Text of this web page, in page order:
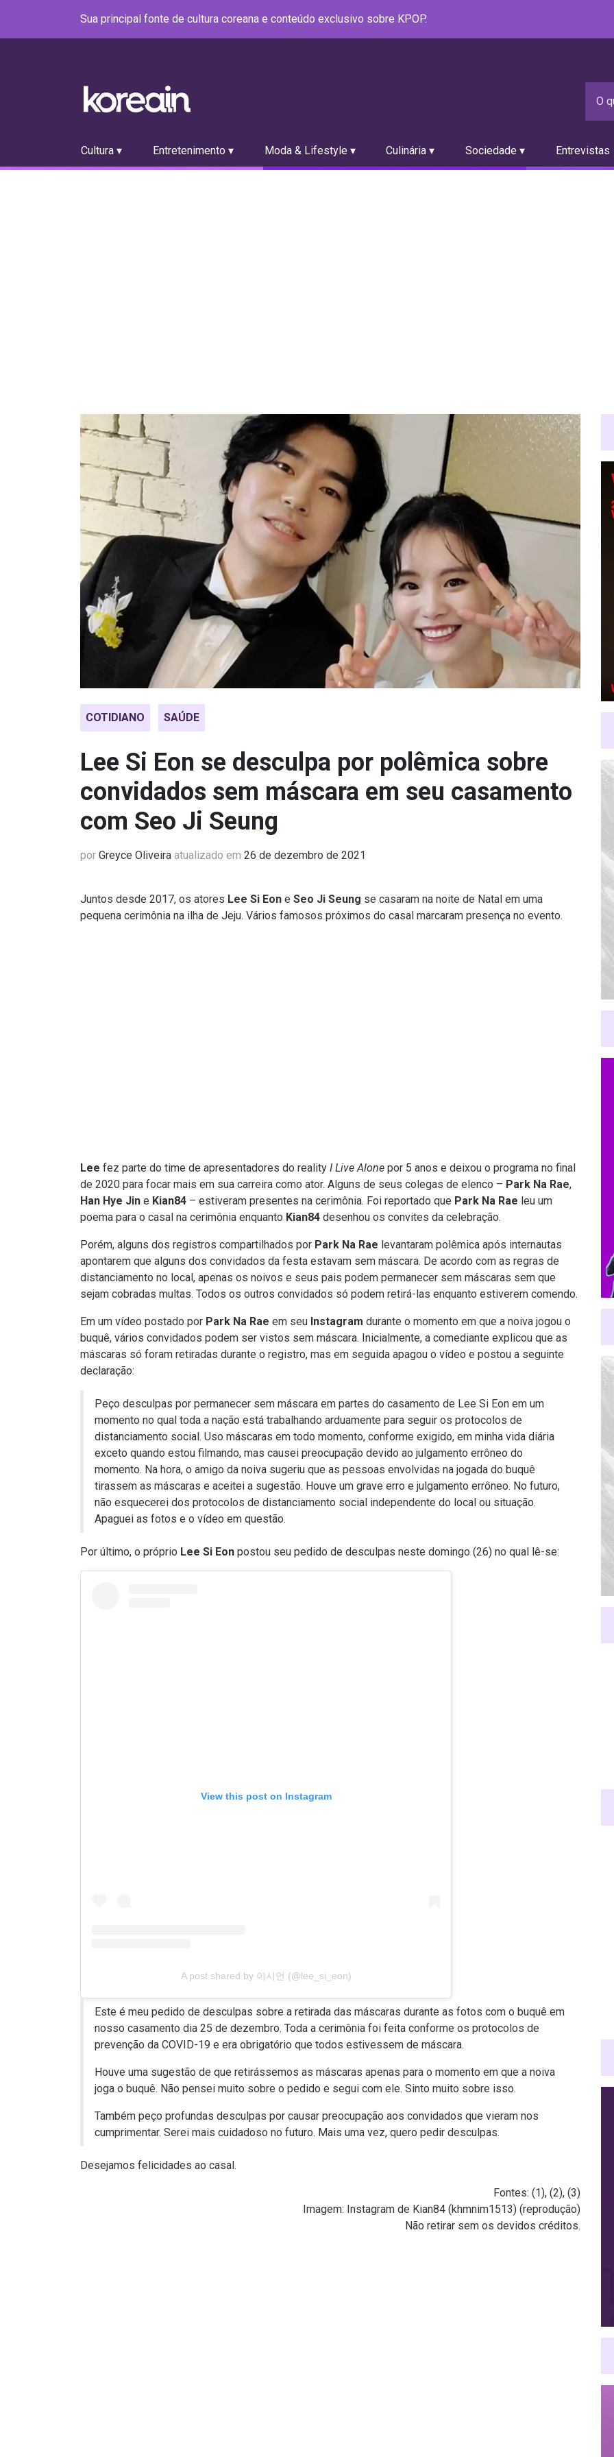
Sua principal fonte de cultura coreana e conteúdo exclusivo sobre KPOP.
Cultura ▾ Entretenimento ▾ Moda & Lifestyle ▾ Culinária ▾ Sociedade ▾ Entrevistas
COTIDIANO SAÚDE
Lee Si Eon se desculpa por polêmica sobre
convidados sem máscara em seu casamento
com Seo Ji Seung
por Greyce Oliveira atualizado em 26 de dezembro de 2021
Juntos desde 2017, os atores Lee Si Eon e Seo Ji Seung se casaram na noite de Natal em uma
pequena cerimônia na ilha de Jeju. Vários famosos próximos do casal marcaram presença no evento.
Lee fez parte do time de apresentadores do reality I Live Alone por 5 anos e deixou o programa no final
de 2020 para focar mais em sua carreira como ator. Alguns de seus colegas de elenco – Park Na Rae,
Han Hye Jin e Kian84 – estiveram presentes na cerimônia. Foi reportado que Park Na Rae leu um
poema para o casal na cerimônia enquanto Kian84 desenhou os convites da celebração.
Porém, alguns dos registros compartilhados por Park Na Rae levantaram polêmica após internautas
apontarem que alguns dos convidados da festa estavam sem máscara. De acordo com as regras de
distanciamento no local, apenas os noivos e seus pais podem permanecer sem máscaras sem que
sejam cobradas multas. Todos os outros convidados só podem retirá-las enquanto estiverem comendo.
Em um vídeo postado por Park Na Rae em seu Instagram durante o momento em que a noiva jogou o
buquê, vários convidados podem ser vistos sem máscara. Inicialmente, a comediante explicou que as
máscaras só foram retiradas durante o registro, mas em seguida apagou o vídeo e postou a seguinte
declaração:
Peço desculpas por permanecer sem máscara em partes do casamento de Lee Si Eon em um
momento no qual toda a nação está trabalhando arduamente para seguir os protocolos de
distanciamento social. Uso máscaras em todo momento, conforme exigido, em minha vida diária
exceto quando estou filmando, mas causei preocupação devido ao julgamento errôneo do
momento. Na hora, o amigo da noiva sugeriu que as pessoas envolvidas na jogada do buquê
tirassem as máscaras e aceitei a sugestão. Houve um grave erro e julgamento errôneo. No futuro,
não esquecerei dos protocolos de distanciamento social independente do local ou situação.
Apaguei as fotos e o vídeo em questão.
Por último, o próprio Lee Si Eon postou seu pedido de desculpas neste domingo (26) no qual lê-se:
View this post on Instagram
A post shared by 이시언 (@lee_si_eon)
Este é meu pedido de desculpas sobre a retirada das máscaras durante as fotos com o buquê em
nosso casamento dia 25 de dezembro. Toda a cerimônia foi feita conforme os protocolos de
prevenção da COVID-19 e era obrigatório que todos estivessem de máscara.
Houve uma sugestão de que retirássemos as máscaras apenas para o momento em que a noiva
joga o buquê. Não pensei muito sobre o pedido e segui com ele. Sinto muito sobre isso.
Também peço profundas desculpas por causar preocupação aos convidados que vieram nos
cumprimentar. Serei mais cuidadoso no futuro. Mais uma vez, quero pedir desculpas.
Desejamos felicidades ao casal.
Fontes: (1), (2), (3)
Imagem: Instagram de Kian84 (khmnim1513) (reprodução)
Não retirar sem os devidos créditos.